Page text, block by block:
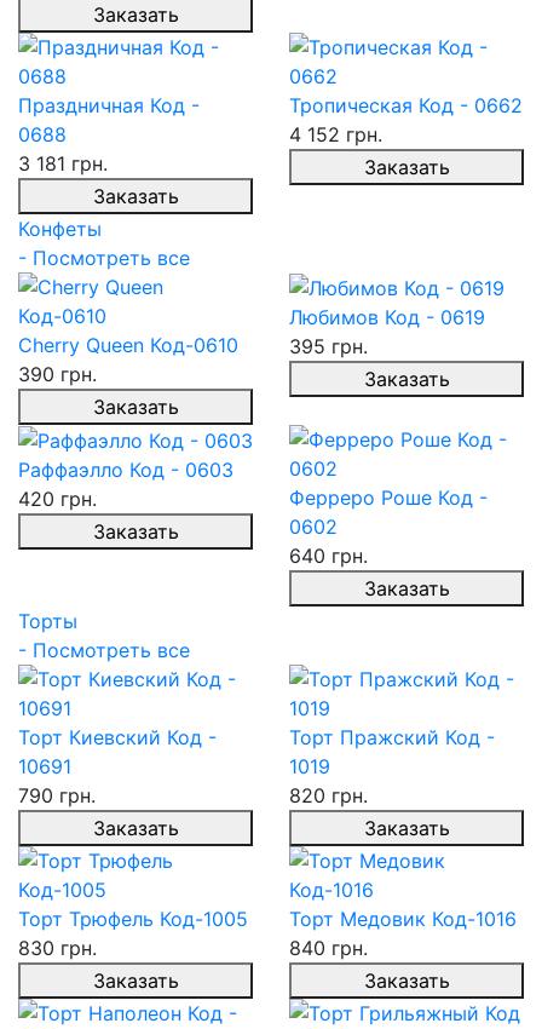
Заказать
Праздничная Код -
0688
3 181 грн.
Заказать
Тропическая Код - 0662
4 152 грн.
Заказать
Конфеты
- Посмотреть все
Cherry Queen Код-0610
390 грн.
Заказать
Любимов Код - 0619
395 грн.
Заказать
Раффаэлло Код - 0603
420 грн.
Заказать
Ферреро Роше Код -
0602
640 грн.
Заказать
Торты
- Посмотреть все
Торт Киевский Код -
10691
790 грн.
Заказать
Торт Пражский Код -
1019
820 грн.
Заказать
Торт Трюфель Код-1005
830 грн.
Заказать
Торт Медовик Код-1016
840 грн.
Заказать